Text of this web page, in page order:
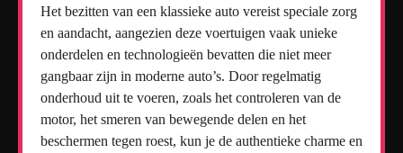
Het bezitten van een klassieke auto vereist speciale zorg
en aandacht, aangezien deze voertuigen vaak unieke
onderdelen en technologieën bevatten die niet meer
gangbaar zijn in moderne auto’s. Door regelmatig
onderhoud uit te voeren, zoals het controleren van de
motor, het smeren van bewegende delen en het
beschermen tegen roest, kun je de authentieke charme en